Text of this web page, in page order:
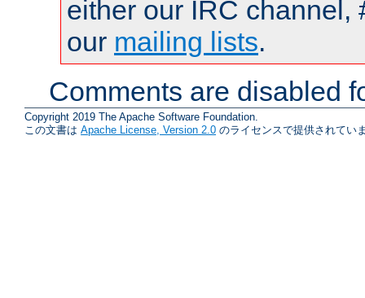
either our IRC channel,
our mailing lists.
Comments are disabled
Copyright 2019 The Apache Software Foundation.
この文書は Apache License, Version 2.0 のライセンスで提供されてい